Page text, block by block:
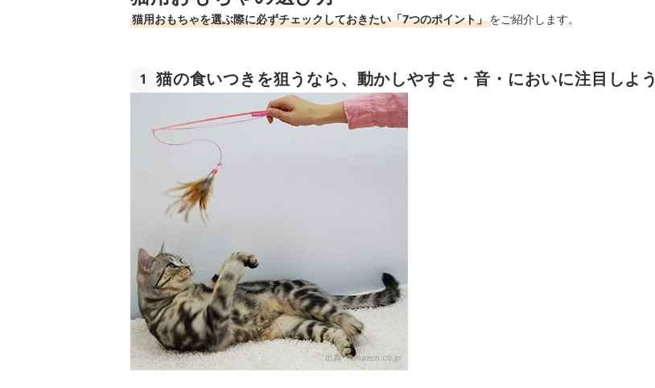
猫用おもちゃを選ぶ際に必ずチェックしておきたい「7つのポイント」をご紹介します。
1 猫の食いつきを狙うなら、動かしやすさ・音・においに注目しよう
出典：amazon.co.jp